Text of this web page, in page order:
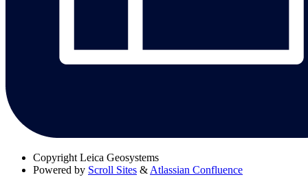
Copyright Leica Geosystems
Powered by Scroll Sites &Atlassian Confluence